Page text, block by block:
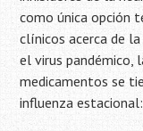
como única opción
clínicos acerca de
el virus pandémico,
medicamentos se
influenza estacional: